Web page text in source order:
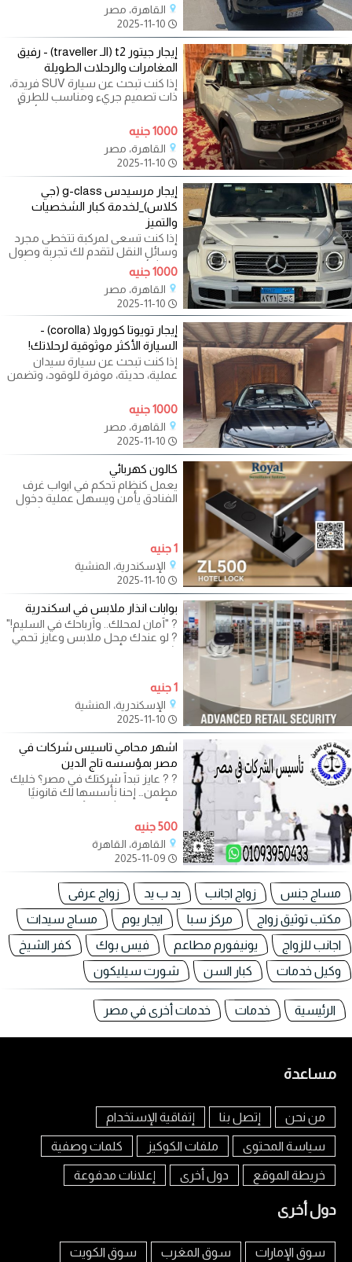
القاهرة، مصر
إيجار جيتور t2 (الـ traveller) - رفيق
المغامرات والرحلات الطويلة
إذا كنت تبحث عن سيارة SUV فريدة،
ذات تصميم جريء ومناسب للطرق
الوعرة والسفر الطويل مع العائلة أو
1000 جنيه
القاهرة، مصر
إيجار مرسيدس g-class (جي
كلاس)_لخدمة كبار الشخصيات
والتميز
إذا كنت تسعى لمركبة تتخطى مجرد
وسائل النقل لتقدم لك تجربة وصول
استثنائية، وتضمن لك حضورًا فريدًا
1000 جنيه
القاهرة، مصر
إيجار تويوتا كورولا (corolla) -
السيارة الأكثر موثوقية لرحلاتك!
إذا كنت تبحث عن سيارة سيدان
عملية، حديثة، موفرة للوقود، وتضمن
1000 جنيه
القاهرة، مصر
كالون كهربائي
يعمل كنظام تحكم في ابواب غرف
الفنادق يأمن ويسهل عملية دخول
الافراد فى القرى السياحية والشركات
1 جنيه
الإسكندرية، المنشية
بوابات انذار ملابس في اسكندرية
?️ "أمان لمحلك.. وأرباحك في السليم!"
?️ لو عندك محل ملابس وعايز تحمي
شغلك من أي محاولات سرقة،
1 جنيه
الإسكندرية، المنشية
اشهر محامي تاسيس شركات في
مصر بمؤسسه تاج الدين
? ? عايز تبدأ شركتك في مصر؟ خليك
مطمن… إحنا نأسسها لك قانونيًا
وبأسرع وقت! في مؤسسه تاج الدين
500 جنيه
القاهرة، القاهرة
مساج جنس زواج اجانب يد ب يد
زواج عرفى
مكتب توثيق زواج
مركز سبا ايجار يوم
مساج سيدات
اجانب للزواج
يونيفورم مطاعم فيس بوك
كفر الشيخ
وكيل خدمات
كبار السن شورت سيليكون
الرئيسية خدمات خدمات أخرى في مصر
مساعدة
من نحن إتصل بنا إتفاقية الإستخدام
سياسة المحتوى ملفات الكوكيز كلمات وصفية
خريطة الموقع دول أخرى إعلانات مدفوعة
دول أخرى
سوق الإمارات سوق المغرب سوق الكويت